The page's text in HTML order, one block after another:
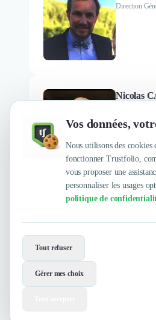
Vos données,
Nous utilisons des cookies
fonctionner Trustfolio,
vous proposer une
personnaliser les usages
politique de
Tout refuser
Gérer mes choix
Direction
Nicolas
Contactez-les